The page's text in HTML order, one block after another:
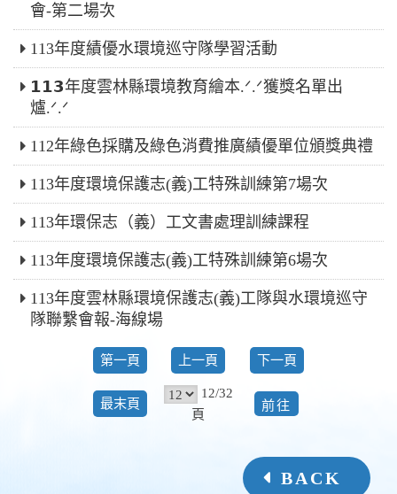
會-第二場次
113年度績優水環境巡守隊學習活動
𝟭𝟭𝟯年度雲林縣環境教育繪本.ᐟ.ᐟ獲獎名單出
爐.ᐟ.ᐟ
112年綠色採購及綠色消費推廣績優單位頒獎典禮
113年度環境保護志(義)工特殊訓練第7場次
113年環保志（義）工文書處理訓練課程
113年度環境保護志(義)工特殊訓練第6場次
113年度雲林縣環境保護志(義)工隊與水環境巡守
隊聯繫會報-海線場
第一頁 上一頁 下一頁
最末頁
12/32
頁
BACK